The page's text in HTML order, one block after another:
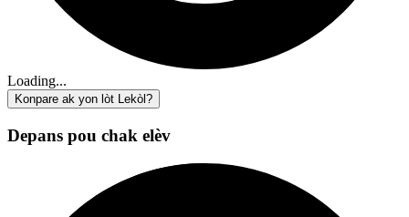
Loading...
Konpare ak yon lòt Lekòl?
Depans pou chak elèv